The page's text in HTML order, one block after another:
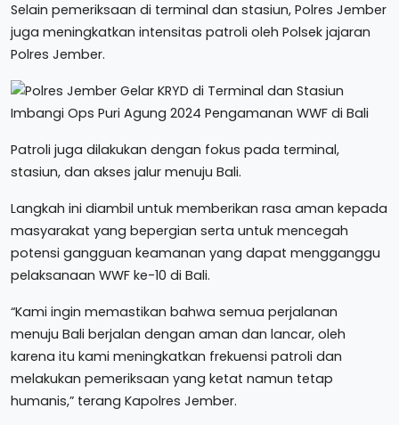
Selain pemeriksaan di terminal dan stasiun, Polres Jember
juga meningkatkan intensitas patroli oleh Polsek jajaran
Polres Jember.
Patroli juga dilakukan dengan fokus pada terminal,
stasiun, dan akses jalur menuju Bali.
Langkah ini diambil untuk memberikan rasa aman kepada
masyarakat yang bepergian serta untuk mencegah
potensi gangguan keamanan yang dapat mengganggu
pelaksanaan WWF ke-10 di Bali.
“Kami ingin memastikan bahwa semua perjalanan
menuju Bali berjalan dengan aman dan lancar, oleh
karena itu kami meningkatkan frekuensi patroli dan
melakukan pemeriksaan yang ketat namun tetap
humanis,” terang Kapolres Jember.